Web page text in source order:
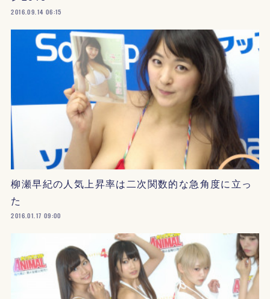
2016.09.14 06:15
柳瀬早紀の人気上昇率は二次関数的な急角度に立っ
た
2016.01.17 09:00